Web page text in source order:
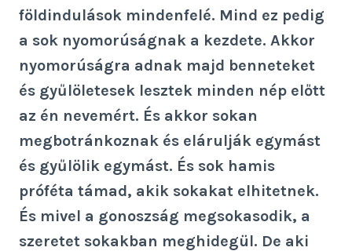
földindulások mindenfelé. Mind ez pedig
a sok nyomorúságnak a kezdete. Akkor
nyomorúságra adnak majd benneteket
és gyűlöletesek lesztek minden nép előtt
az én nevemért. És akkor sokan
megbotránkoznak és elárulják egymást
és gyűlölik egymást. És sok hamis
próféta támad, akik sokakat elhitetnek.
És mivel a gonoszság megsokasodik, a
szeretet sokakban meghidegül. De aki